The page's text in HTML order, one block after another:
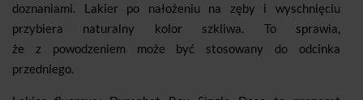
doznaniami. Lakier po nałożeniu na zęby i wyschnięciu
przybiera naturalny kolor szkliwa. To sprawia,
że z powodzeniem może być stosowany do odcinka
przedniego.